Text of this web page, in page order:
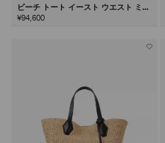
ビーチ トート イースト ウエスト ミデ
ィアム
¥94,600